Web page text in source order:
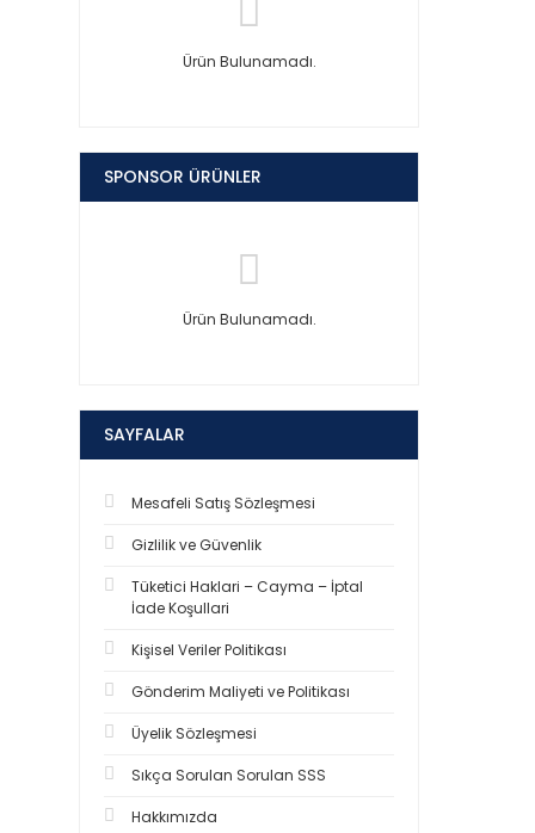
Ürün Bulunamadı.
SPONSOR ÜRÜNLER
Ürün Bulunamadı.
SAYFALAR
Mesafeli Satış Sözleşmesi
Gizlilik ve Güvenlik
Tüketici Haklari – Cayma – İptal
İade Koşullari
Kişisel Veriler Politikası
Gönderim Maliyeti ve Politikası
Üyelik Sözleşmesi
Sıkça Sorulan Sorulan SSS
Hakkımızda